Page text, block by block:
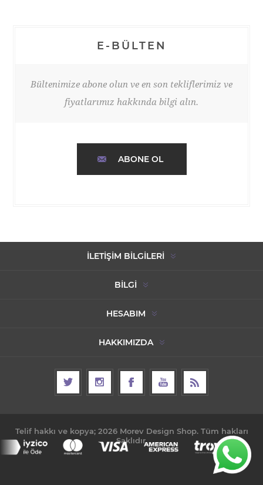
E-BÜLTEN
Bültenimize abone olun ve en son tekliflerimiz ve
fiyatlarımız hakkında bilgi alın.
ABONE OL
İLETIŞIM BILGILERI
BILGI
HESABIM
HAKKIMIZDA
Telif hakkı ve kopya; 2026 Morev Design Shop. Tüm hakları
Saklıdır.